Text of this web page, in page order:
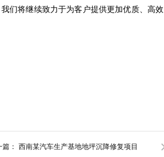
们将继续致力于为客户提供更加优质、高效
： 西南某汽车生产基地地坪沉降修复项目